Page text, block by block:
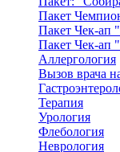
Пакет
Пакет Чек-ап
Пакет Чек-ап
Аллергология
Вызов врача
Терапия
Урология
Флебология
Неврология